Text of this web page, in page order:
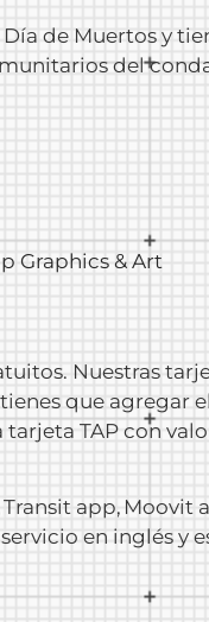
de Muertos y
del
Graphics & Art
Nuestras
que agregar
TAP con
app, Moovit
en inglés y